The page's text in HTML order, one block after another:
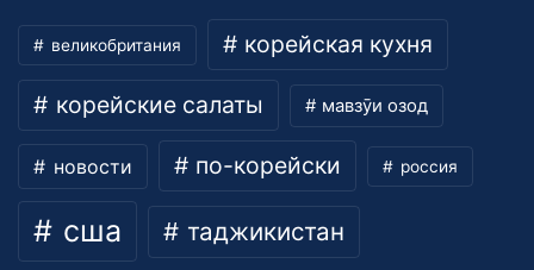
великобритания корейская кухня
корейские салаты мавзӯи озод
новости по-корейски россия
сша таджикистан